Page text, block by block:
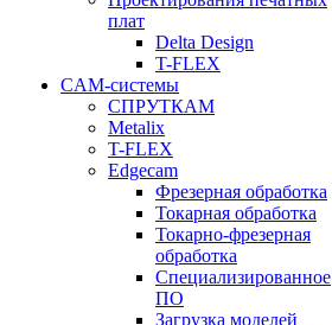
плат
Delta Design
T-FLEX
CAM-системы
СПРУТКAM
Metalix
T-FLEX
Edgecam
Фрезерная обработка
Токарная обработка
Токарно-фрезерная
обработка
Специализированное
ПО
Загрузка моделей